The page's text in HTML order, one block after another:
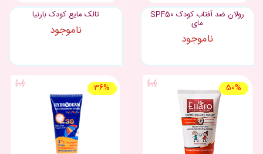
رولان ضد آفتاب کودک SPF50
مای
ناموجود
تالک مایع کودک بارنیا
ناموجود
50%
36%